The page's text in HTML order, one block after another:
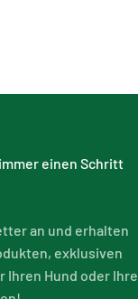
einen Schritt
an und erhalten
exklusiven
Ihren Hund oder Ihre